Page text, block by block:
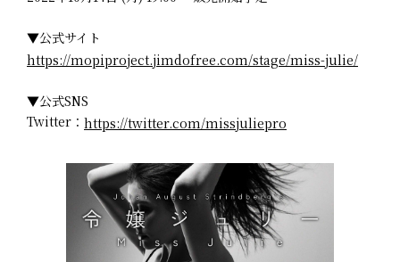
▼公式サイト
https://mopiproject.jimdofree.com/stage/miss-julie/
▼公式SNS
Twitter： https://twitter.com/missjuliepro